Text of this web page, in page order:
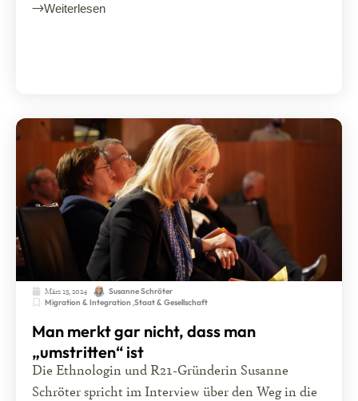
Weiterlesen
März 15, 2024
Susanne Schröter
Migration & Integration ,Staat & Gesellschaft
Man merkt gar nicht, dass man
„umstritten“ ist
Die Ethnologin und R21-Gründerin Susanne
Schröter spricht im Interview über den Weg in die